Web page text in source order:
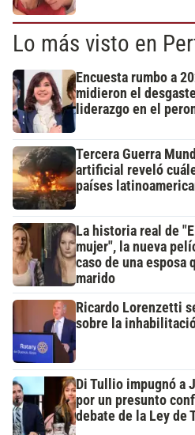
Lo más visto en
Encuesta rumbo a
midieron el
liderazgo en el
Tercera Guerra
artificial reveló
países
La historia real de
mujer", la nueva
caso de una esposa
marido
Ricardo Lorenzetti
sobre la
Di Tullio impugnó a
por un presunto
debate de la Ley de